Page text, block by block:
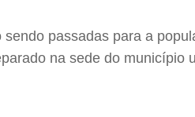
passadas para a
na sede do município